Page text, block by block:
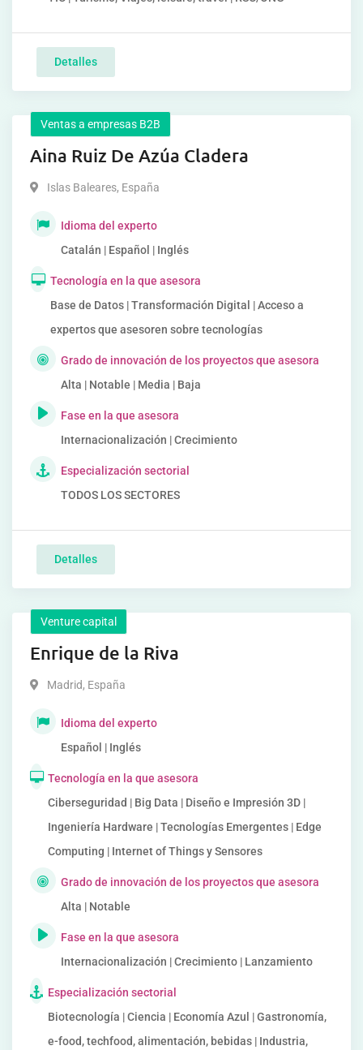
Detalles
Ventas a empresas B2B
Aina Ruiz De Azúa Cladera
Islas Baleares, España
Idioma del experto
Catalán | Español | Inglés
Tecnología en la que asesora
Base de Datos | Transformación Digital | Acceso a
expertos que asesoren sobre tecnologías
Grado de innovación de los proyectos que asesora
Alta | Notable | Media | Baja
Fase en la que asesora
Internacionalización | Crecimiento
Especialización sectorial
TODOS LOS SECTORES
Detalles
Venture capital
Enrique de la Riva
Madrid, España
Idioma del experto
Español | Inglés
Tecnología en la que asesora
Ciberseguridad | Big Data | Diseño e Impresión 3D |
Ingeniería Hardware | Tecnologías Emergentes | Edge
Computing | Internet of Things y Sensores
Grado de innovación de los proyectos que asesora
Alta | Notable
Fase en la que asesora
Internacionalización | Crecimiento | Lanzamiento
Especialización sectorial
Biotecnología | Ciencia | Economía Azul | Gastronomía,
e-food, techfood, alimentación, bebidas | Industria,